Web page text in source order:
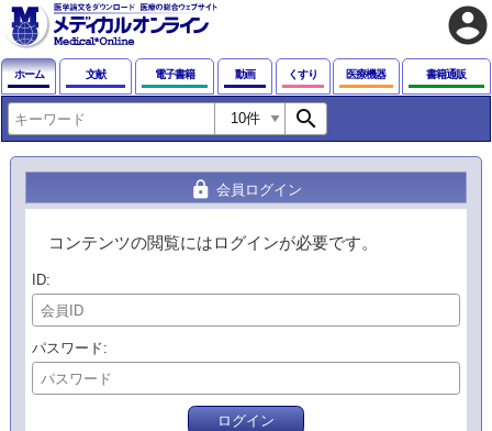
account_circle
ホーム 文献 電子書籍 動画 くすり 医療機器 書籍通販
search
lock 会員ログイン
コンテンツの閲覧にはログインが必要です。
ID
パスワード
ログイン